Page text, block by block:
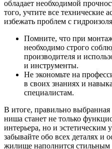
обладает необходимой
того, учтите все технические
избежать проблем с
Помните, что при
необходимо строго
производителя и
и инструменты.
Не экономьте на
в своих знаниях и
специалистам.
В итоге, правильно выбранная
ниша станет не только
интерьера, но и
забывайте обо всех деталях и
жилище наполнится